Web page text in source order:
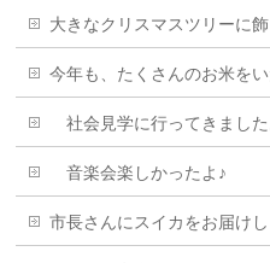
大きなクリスマスツリーに
今年も、たくさんのお米を
社会見学に行ってきました
音楽会楽しかったよ♪
市長さんにスイカをお届け